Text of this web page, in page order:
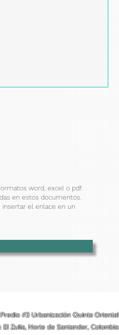
word, excel o pdf.
en estos documentos.
insertar el enlace en un
Predio #3 Urbanización Quinta Oriental
Zulia, Norte de Santander, Colombia